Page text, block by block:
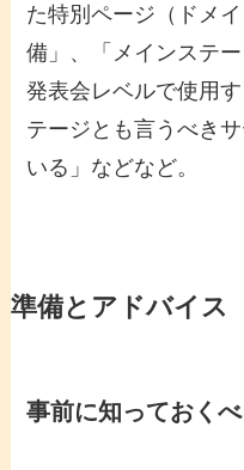
た特別ページ（ドメ
備」、「メインステ
発表会レベルで使用
テージとも言うべき
いる」などなど。
準備とアドバイス
事前に知っておく